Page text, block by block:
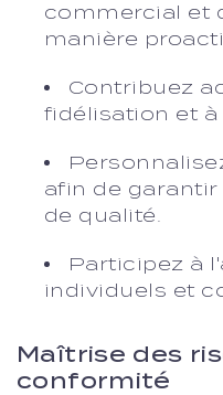
commercial et
manière
Contribuez
fidélisation et
afin de
de qualité.
Participez à
individuels et
Maîtrise des
conformité